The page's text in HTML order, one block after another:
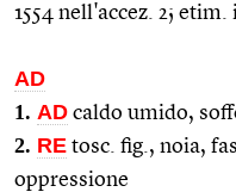
1554 nell'accez. 2; etim.
AD
1. AD caldo umido,
2. RE tosc. fig., noia,
oppressione